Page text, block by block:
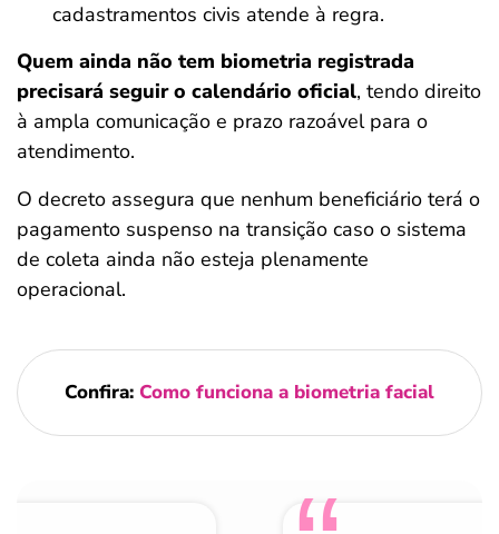
cadastramentos civis atende à regra.
Quem ainda não tem biometria registrada
precisará seguir o calendário oficial, tendo direito
à ampla comunicação e prazo razoável para o
atendimento.
O decreto assegura que nenhum beneficiário terá o
pagamento suspenso na transição caso o sistema
de coleta ainda não esteja plenamente
operacional.
Confira: Como funciona a biometria facial